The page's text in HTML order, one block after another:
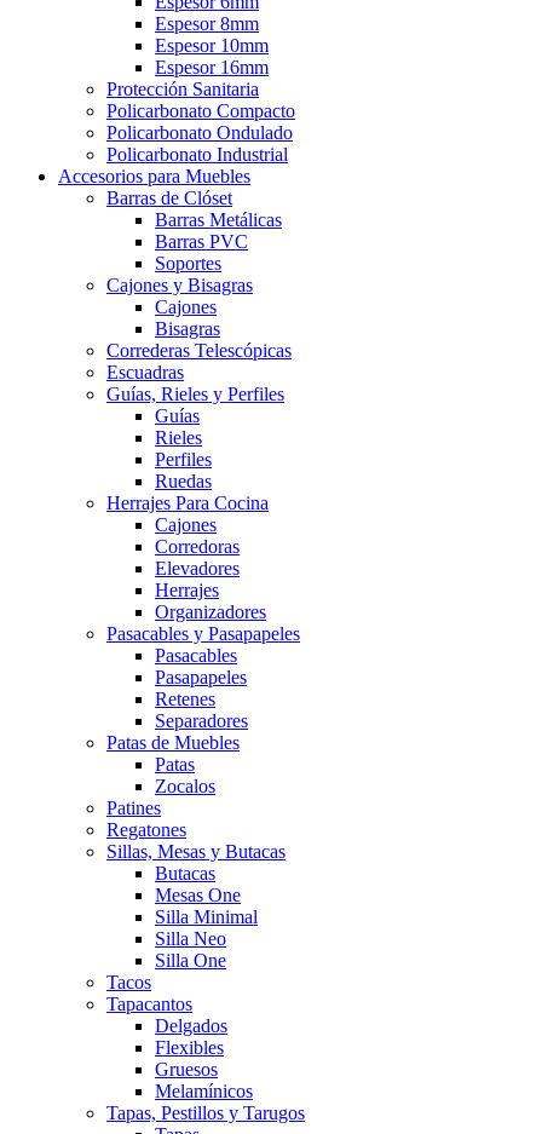
Espesor 8mm
Espesor 10mm
Espesor 16mm
Protección Sanitaria
Policarbonato Compacto
Policarbonato Ondulado
Policarbonato Industrial
Accesorios para Muebles
Barras de Clóset
Barras Metálicas
Barras PVC
Soportes
Cajones y Bisagras
Cajones
Bisagras
Correderas Telescópicas
Escuadras
Guías, Rieles y Perfiles
Guías
Rieles
Perfiles
Ruedas
Herrajes Para Cocina
Cajones
Corredoras
Elevadores
Herrajes
Organizadores
Pasacables y Pasapapeles
Pasacables
Pasapapeles
Retenes
Separadores
Patas de Muebles
Patas
Zocalos
Patines
Regatones
Sillas, Mesas y Butacas
Butacas
Mesas One
Silla Minimal
Silla Neo
Silla One
Tacos
Tapacantos
Delgados
Flexibles
Gruesos
Melamínicos
Tapas, Pestillos y Tarugos